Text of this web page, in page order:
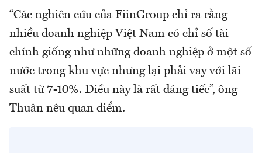
“Các nghiên cứu của FiinGroup chỉ ra rằng
nhiều doanh nghiệp Việt Nam có chỉ số tài
chính giống như những doanh nghiệp ở một số
nước trong khu vực nhưng lại phải vay với lãi
suất từ 7-10%. Điều này là rất đáng tiếc”, ông
Thuân nêu quan điểm.